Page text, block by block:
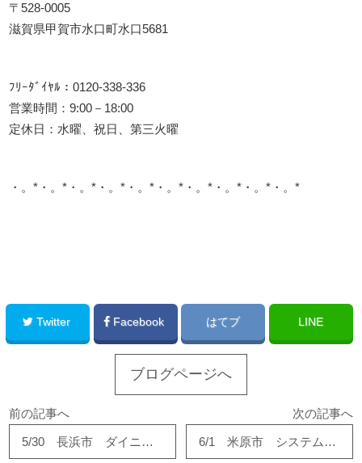
〒528-0005
滋賀県甲賀市水口町水口5681
ﾌﾘｰﾀﾞｲﾔﾙ：0120-338-336
営業時間：9:00－18:00
定休日：水曜、祝日、第三火曜
・。*・。*・。*・。*・。*・。*・。*・。*・。*・。*
Twitter Facebook はてブ LINE
ブログページへ
前の記事へ
5/30 長浜市 ダイニング改修工事が完了しました
次の記事へ
6/1 米原市 システムキッチン改修工事が完成しました。